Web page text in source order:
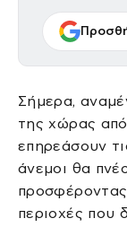
Σήμερα,
της χώρας
επηρεάσουν
άνεμοι θα
περιοχές που